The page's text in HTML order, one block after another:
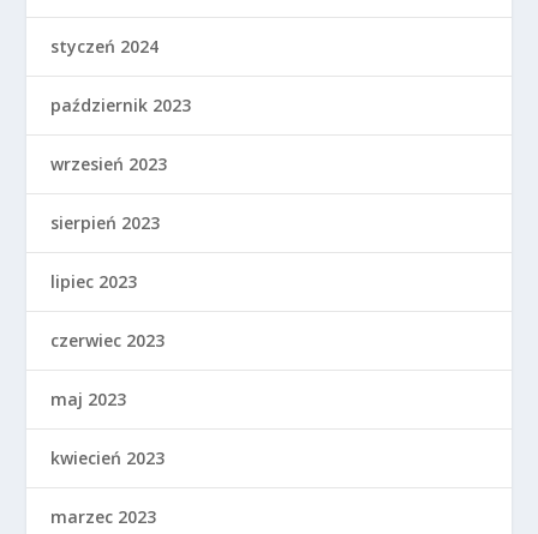
styczeń 2024
październik 2023
wrzesień 2023
sierpień 2023
lipiec 2023
czerwiec 2023
maj 2023
kwiecień 2023
marzec 2023